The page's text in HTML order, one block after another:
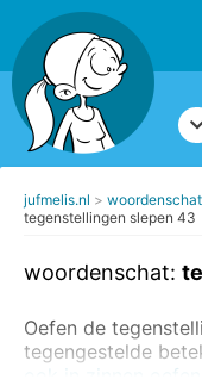
jufmelis.nl woordenschat
tegenstellingen slepen 43
woordenschat:
Oefen de
tegengestelde
ook in zinnen